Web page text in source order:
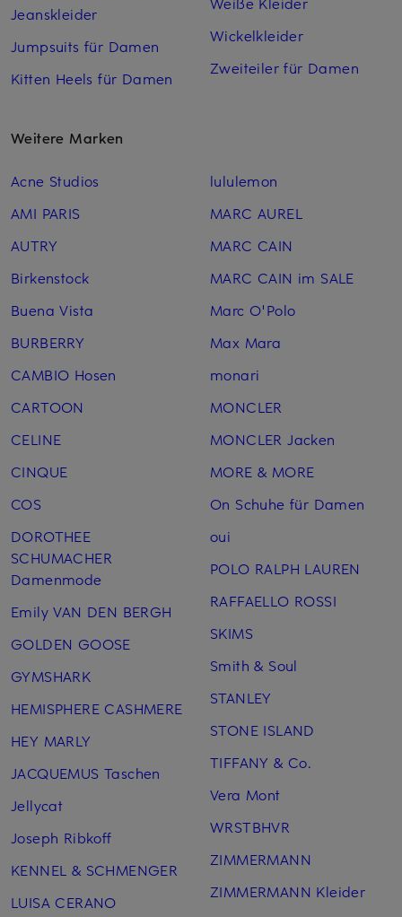
Jeanskleider
Jumpsuits für Damen
Kitten Heels für Damen
Wickelkleider
Zweiteiler für Damen
Weitere Marken
Acne Studios
AMI PARIS
AUTRY
Birkenstock
Buena Vista
BURBERRY
CAMBIO Hosen
CARTOON
CELINE
CINQUE
COS
DOROTHEE
SCHUMACHER
Damenmode
Emily VAN DEN BERGH
GOLDEN GOOSE
GYMSHARK
HEMISPHERE CASHMERE
HEY MARLY
JACQUEMUS Taschen
Jellycat
Joseph Ribkoff
KENNEL & SCHMENGER
LUISA CERANO
lululemon
MARC AUREL
MARC CAIN
MARC CAIN im SALE
Marc O'Polo
Max Mara
monari
MONCLER
MONCLER Jacken
MORE & MORE
On Schuhe für Damen
oui
POLO RALPH LAUREN
RAFFAELLO ROSSI
SKIMS
Smith & Soul
STANLEY
STONE ISLAND
TIFFANY & Co.
Vera Mont
WRSTBHVR
ZIMMERMANN
ZIMMERMANN Kleider